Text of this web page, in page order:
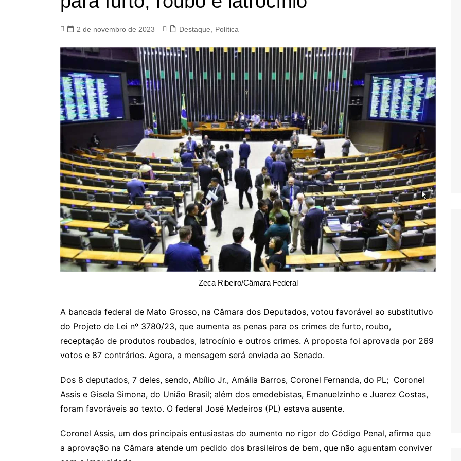
2 de novembro de 2023 Destaque Política
Zeca Ribeiro/Câmara Federal
A bancada federal de Mato Grosso, na Câmara dos Deputados, votou favorável ao substitutivo
do Projeto de Lei nº 3780/23, que aumenta as penas para os crimes de furto, roubo,
receptação de produtos roubados, latrocínio e outros crimes. A proposta foi aprovada por 269
votos e 87 contrários. Agora, a mensagem será enviada ao Senado.
Dos 8 deputados, 7 deles, sendo, Abílio Jr., Amália Barros, Coronel Fernanda, do PL; Coronel
Assis e Gisela Simona, do União Brasil; além dos emedebistas, Emanuelzinho e Juarez Costas,
foram favoráveis ao texto. O federal José Medeiros (PL) estava ausente.
Coronel Assis, um dos principais entusiastas do aumento no rigor do Código Penal, afirma que
a aprovação na Câmara atende um pedido dos brasileiros de bem, que não aguentam conviver